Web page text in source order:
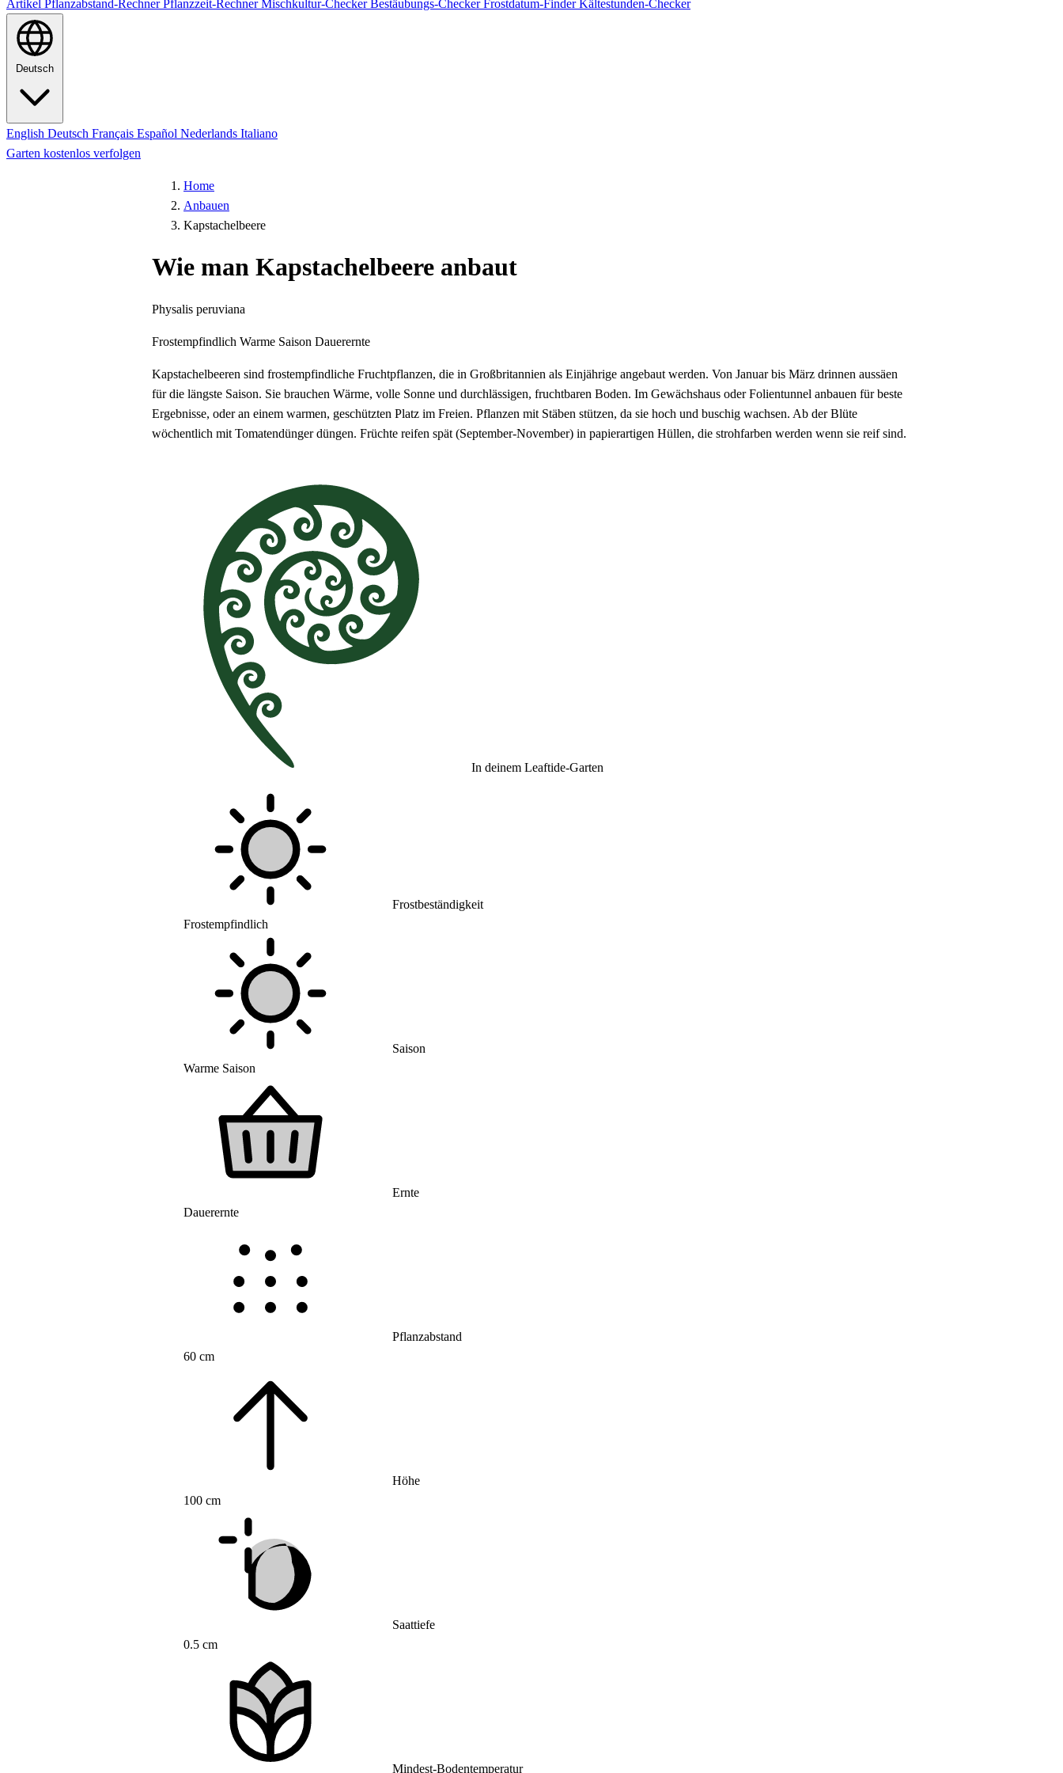
Artikel Pflanzabstand-RechnerPflanzzeit-RechnerMischkultur-CheckerBestäubungs-CheckerFrostdatum-FinderKältestunden-Checker
Deutsch
English Deutsch Français Español Nederlands Italiano
Garten kostenlos verfolgen
Home
Anbauen
Kapstachelbeere
Wie man Kapstachelbeere anbaut
Physalis peruviana
Frostempfindlich Warme Saison Dauerernte
Kapstachelbeeren sind frostempfindliche Fruchtpflanzen, die in Großbritannien als Einjährige angebaut werden. Von Januar bis März drinnen aussäen
für die längste Saison. Sie brauchen Wärme, volle Sonne und durchlässigen, fruchtbaren Boden. Im Gewächshaus oder Folientunnel anbauen für beste
Ergebnisse, oder an einem warmen, geschützten Platz im Freien. Pflanzen mit Stäben stützen, da sie hoch und buschig wachsen. Ab der Blüte
wöchentlich mit Tomatendünger düngen. Früchte reifen spät (September-November) in papierartigen Hüllen, die strohfarben werden wenn sie reif sind.
In deinem Leaftide-Garten
Frostbeständigkeit
Frostempfindlich
Saison
Warme Saison
Ernte
Dauerernte
Pflanzabstand
60 cm
Höhe
100 cm
Saattiefe
0.5 cm
Mindest-Bodentemperatur